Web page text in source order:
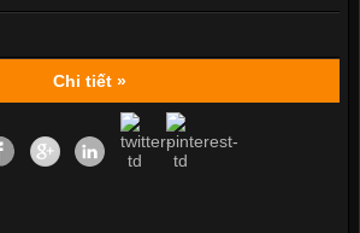
Chi tiết »